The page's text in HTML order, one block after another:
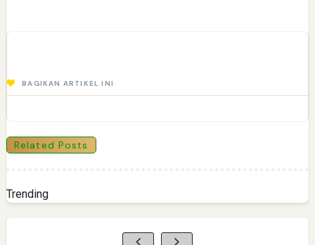
BAGIKAN ARTIKEL INI
Related Posts
Trending